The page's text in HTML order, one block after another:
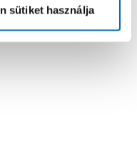
sütiket használja